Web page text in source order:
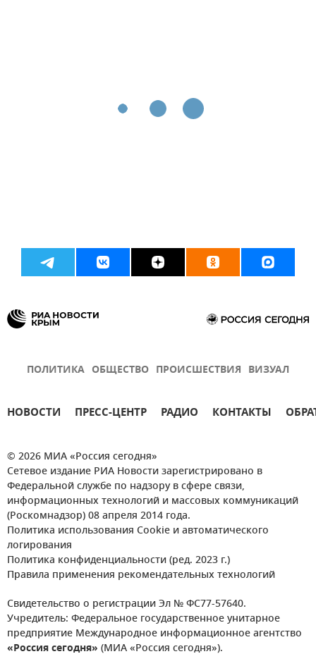
ПОЛИТИКА ОБЩЕСТВО ПРОИСШЕСТВИЯ ВИЗУАЛ
НОВОСТИ ПРЕСС-ЦЕНТР РАДИО КОНТАКТЫ
© 2026 МИА «Россия сегодня»
Сетевое издание РИА Новости зарегистрировано в
Федеральной службе по надзору в сфере связи,
информационных технологий и массовых коммуникаций
(Роскомнадзор) 08 апреля 2014 года.
Политика использования Cookie и автоматического
логирования
Политика конфиденциальности (ред. 2023 г.)
Правила применения рекомендательных технологий
Свидетельство о регистрации Эл № ФС77-57640.
Учредитель: Федеральное государственное унитарное
предприятие Международное информационное агентство
«Россия сегодня» (МИА «Россия сегодня»).